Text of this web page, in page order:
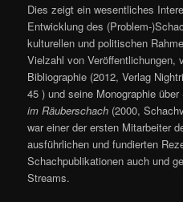
Dies zeigt ein wesentliches
Entwicklung des (Problem-
kulturellen und politischen
Vielzahl von Veröffentlichungen,
Bibliographie (2012, Verlag
45 ) und seine Monographie
im Räuberschach (2000,
war einer der ersten Mitarbeiter
ausführlichen und fundierten
Schachpublikationen auch und
Streams.